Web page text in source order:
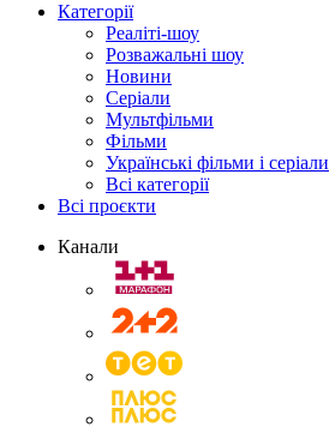
Категорії
Реаліті-шоу
Розважальні шоу
Новини
Серіали
Мультфільми
Фільми
Українські фільми і серіали
Всі категорії
Всі проєкти
Канали